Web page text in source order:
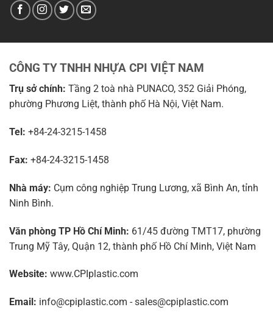
CÔNG TY TNHH NHỰA CPI VIỆT NAM
Trụ sở chính: Tầng 2 toà nhà PUNACO, 352 Giải Phóng,
phường Phương Liệt, thành phố Hà Nội, Việt Nam.
Tel: +84-24-3215-1458
Fax: +84-24-3215-1458
Nhà máy: Cụm công nghiệp Trung Lương, xã Bình An, tỉnh
Ninh Bình.
Văn phòng TP Hồ Chí Minh: 61/45 đường TMT17, phường
Trung Mỹ Tây, Quận 12, thành phố Hồ Chí Minh, Việt Nam
Website: www.CPIplastic.com
Email: info@cpiplastic.com - sales@cpiplastic.com